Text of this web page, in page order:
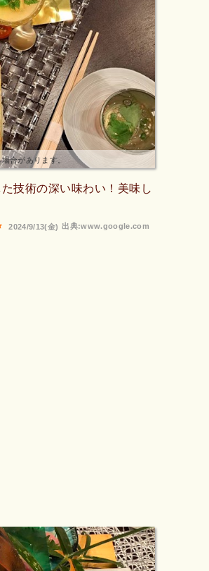
合があります。
技術の深い味わい！美味し
出典:www.google.com
2024/9/13(金)